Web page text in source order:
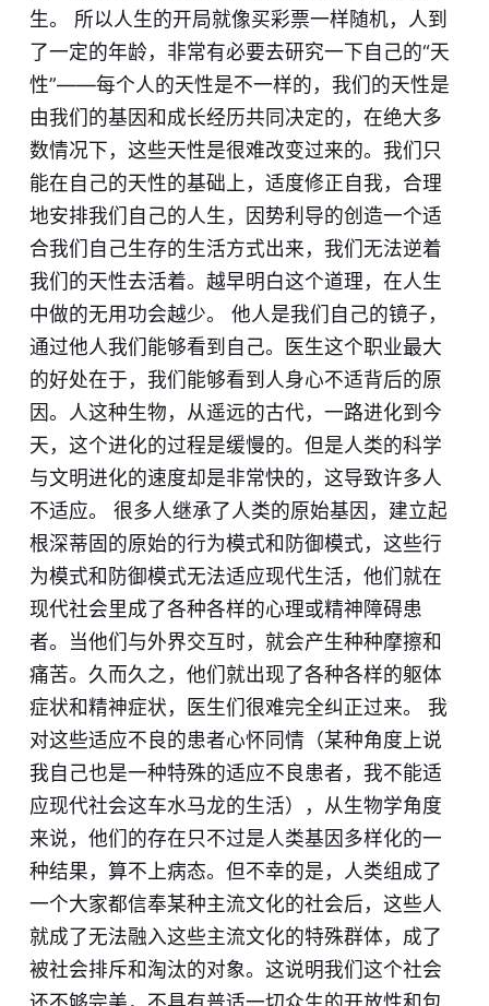
生。 所以人生的开局就像买彩票一样随机，人到
了一定的年龄，非常有必要去研究一下自己的“天
性”——每个人的天性是不一样的，我们的天性是
由我们的基因和成长经历共同决定的，在绝大多
数情况下，这些天性是很难改变过来的。我们只
能在自己的天性的基础上，适度修正自我，合理
地安排我们自己的人生，因势利导的创造一个适
合我们自己生存的生活方式出来，我们无法逆着
我们的天性去活着。越早明白这个道理，在人生
中做的无用功会越少。 他人是我们自己的镜子，
通过他人我们能够看到自己。医生这个职业最大
的好处在于，我们能够看到人身心不适背后的原
因。人这种生物，从遥远的古代，一路进化到今
天，这个进化的过程是缓慢的。但是人类的科学
与文明进化的速度却是非常快的，这导致许多人
不适应。 很多人继承了人类的原始基因，建立起
根深蒂固的原始的行为模式和防御模式，这些行
为模式和防御模式无法适应现代生活，他们就在
现代社会里成了各种各样的心理或精神障碍患
者。当他们与外界交互时，就会产生种种摩擦和
痛苦。久而久之，他们就出现了各种各样的躯体
症状和精神症状，医生们很难完全纠正过来。 我
对这些适应不良的患者心怀同情（某种角度上说
我自己也是一种特殊的适应不良患者，我不能适
应现代社会这车水马龙的生活），从生物学角度
来说，他们的存在只不过是人类基因多样化的一
种结果，算不上病态。但不幸的是，人类组成了
一个大家都信奉某种主流文化的社会后，这些人
就成了无法融入这些主流文化的特殊群体，成了
被社会排斥和淘汰的对象。这说明我们这个社会